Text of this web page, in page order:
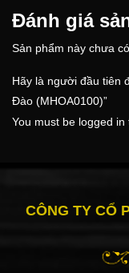
Đánh giá
Sản phẩm này chưa
Hãy là người đầu tiên
Đào (MHOA0100)”
You must be logged in
CÔNG TY CỔ